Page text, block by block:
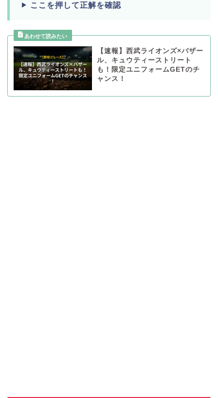
ここを押して正解を確認
【速報】西武ライオンズ×バザー
ル、キュウティーストリート
も！限定ユニフォームGETのチ
ャンス！